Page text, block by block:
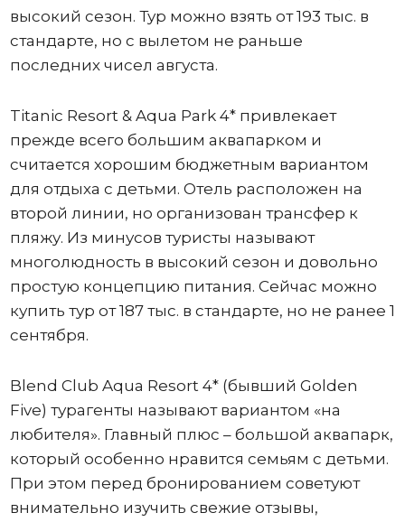
высокий сезон. Тур можно взять от 193 тыс. в
стандарте, но с вылетом не раньше
последних чисел августа.
Titanic Resort & Aqua Park 4* привлекает
прежде всего большим аквапарком и
считается хорошим бюджетным вариантом
для отдыха с детьми. Отель расположен на
второй линии, но организован трансфер к
пляжу. Из минусов туристы называют
многолюдность в высокий сезон и довольно
простую концепцию питания. Сейчас можно
купить тур от 187 тыс. в стандарте, но не ранее 1
сентября.
Blend Club Aqua Resort 4* (бывший Golden
Five) турагенты называют вариантом «на
любителя». Главный плюс – большой аквапарк,
который особенно нравится семьям с детьми.
При этом перед бронированием советуют
внимательно изучить свежие отзывы,